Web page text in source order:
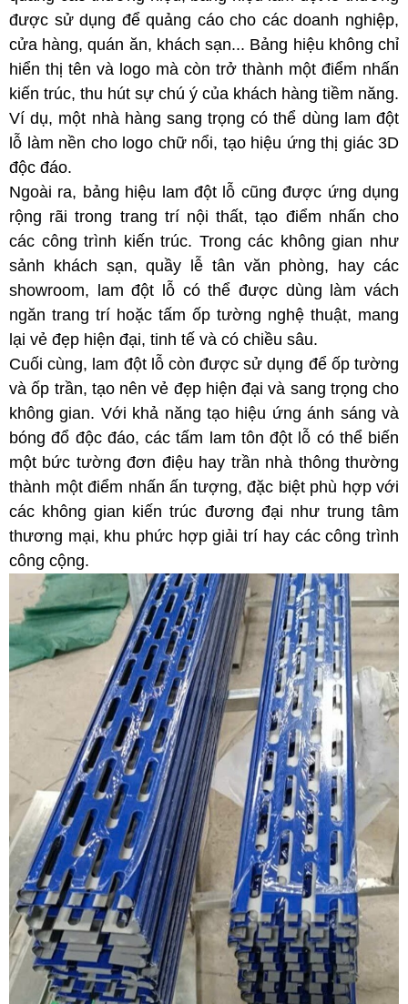
được sử dụng để quảng cáo cho các doanh nghiệp,
cửa hàng, quán ăn, khách sạn... Bảng hiệu không chỉ
hiển thị tên và logo mà còn trở thành một điểm nhấn
kiến trúc, thu hút sự chú ý của khách hàng tiềm năng.
Ví dụ, một nhà hàng sang trọng có thể dùng lam đột
lỗ làm nền cho logo chữ nổi, tạo hiệu ứng thị giác 3D
độc đáo.
Ngoài ra, bảng hiệu lam đột lỗ cũng được ứng dụng
rộng rãi trong trang trí nội thất, tạo điểm nhấn cho
các công trình kiến trúc. Trong các không gian như
sảnh khách sạn, quầy lễ tân văn phòng, hay các
showroom, lam đột lỗ có thể được dùng làm vách
ngăn trang trí hoặc tấm ốp tường nghệ thuật, mang
lại vẻ đẹp hiện đại, tinh tế và có chiều sâu.
Cuối cùng, lam đột lỗ còn được sử dụng để ốp tường
và ốp trần, tạo nên vẻ đẹp hiện đại và sang trọng cho
không gian. Với khả năng tạo hiệu ứng ánh sáng và
bóng đổ độc đáo, các tấm lam tôn đột lỗ có thể biến
một bức tường đơn điệu hay trần nhà thông thường
thành một điểm nhấn ấn tượng, đặc biệt phù hợp với
các không gian kiến trúc đương đại như trung tâm
thương mại, khu phức hợp giải trí hay các công trình
công cộng.